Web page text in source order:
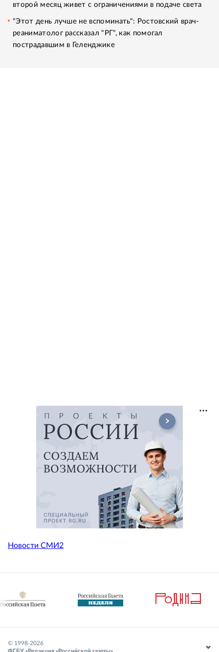
второй месяц живет с ограничениями в подаче света
"Этот день лучше не вспоминать": Ростовский врач-
реаниматолог рассказал "РГ", как помогал
пострадавшим в Геленджике
Новости СМИ2
© 1998-2026